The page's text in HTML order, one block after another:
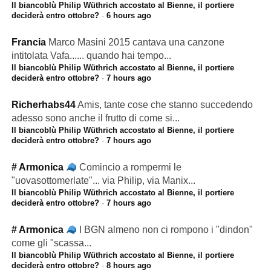
Il biancoblù Philip Wüthrich accostato al Bienne, il portiere
deciderà entro ottobre?· 6 hours ago
Francia Marco Masini 2015 cantava una canzone
intitolata Vafa...... quando hai tempo...
Il biancoblù Philip Wüthrich accostato al Bienne, il portiere
deciderà entro ottobre?· 7 hours ago
Richerhabs44Amis, tante cose che stanno succedendo
adesso sono anche il frutto di come si...
Il biancoblù Philip Wüthrich accostato al Bienne, il portiere
deciderà entro ottobre?· 7 hours ago
# Armonica
Comincio a rompermi le
"uovasottomerlate"... via Philip, via Manix...
Il biancoblù Philip Wüthrich accostato al Bienne, il portiere
deciderà entro ottobre?· 7 hours ago
# Armonica
I BGN almeno non ci rompono i "dindon"
come gli "scassa...
Il biancoblù Philip Wüthrich accostato al Bienne, il portiere
deciderà entro ottobre?· 8 hours ago